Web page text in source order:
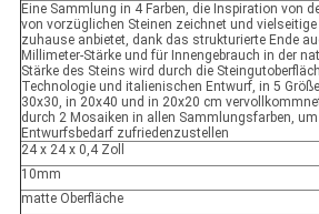
Eine Sammlung in 4 Farben, die Inspiration von
von vorzüglichen Steinen zeichnet und
zuhause anbietet, dank das strukturierte Ende
Millimeter-Stärke und für Innengebrauch in der
Stärke des Steins wird durch die
Technologie und italienischen Entwurf, in 5
30x30, in 20x40 und in 20x20 cm
durch 2 Mosaiken in allen Sammlungsfarben,
Entwurfsbedarf zufriedenzustellen
24 x 24 x 0,4 Zoll
10mm
matte Oberfläche